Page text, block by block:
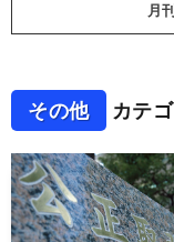
月
その他 カテ